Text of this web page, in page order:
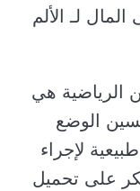
لـ الألم
الرياضية هي
الوضع
لإجراء
على تحميل